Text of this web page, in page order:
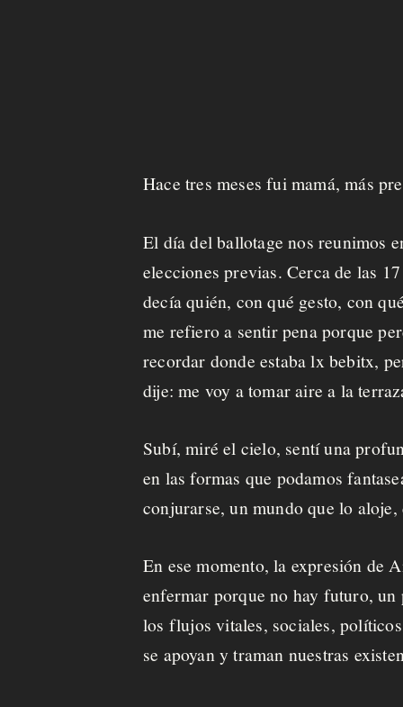
a
f
e
c
i
t
Hace tres meses fui mamá, más
El día del ballotage nos reunimos
elecciones previas. Cerca de las
decía quién, con qué gesto, con
me refiero a sentir pena porque
recordar donde estaba lx bebitx,
dije: me voy a tomar aire a la
Subí, miré el cielo, sentí una
en las formas que podamos
conjurarse, un mundo que lo
En ese momento, la expresión de
enfermar porque no hay futuro,
los flujos vitales, sociales,
se apoyan y traman nuestras